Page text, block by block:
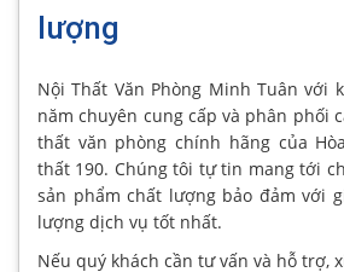
lượng
Nội Thất Văn Phòng Minh Tuân với
năm chuyên cung cấp và phân phối
thất văn phòng chính hãng của
thất 190. Chúng tôi tự tin mang tới
sản phẩm chất lượng bảo đảm với
lượng dịch vụ tốt nhất.
Nếu quý khách cần tư vấn và hỗ trợ,